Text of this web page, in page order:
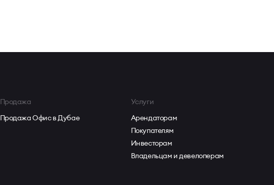
Продажа
Продажа Офис в Дубае
Услуги
Арендаторам
Покупателям
Инвесторам
Владельцам и девелоперам